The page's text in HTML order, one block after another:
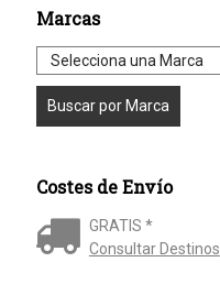
Marcas
Costes de Envío
GRATIS *
Consultar Destinos